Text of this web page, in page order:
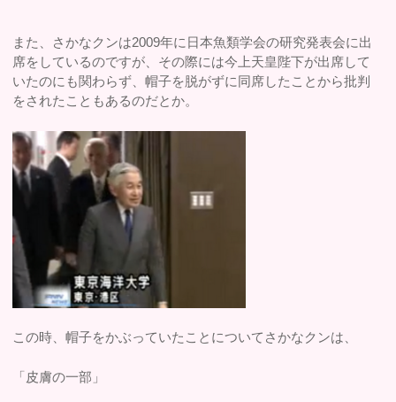
また、さかなクンは2009年に日本魚類学会の研究発表会に出
席をしているのですが、その際には今上天皇陛下が出席して
いたのにも関わらず、帽子を脱がずに同席したことから批判
をされたこともあるのだとか。
この時、帽子をかぶっていたことについてさかなクンは、
「皮膚の一部」